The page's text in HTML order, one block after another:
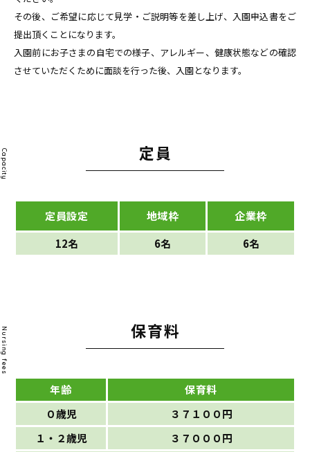
その後、ご希望に応じて見学・ご説明等を差し上げ、入園申込書をご
提出頂くことになります。
入園前にお子さまの自宅での様子、アレルギー、健康状態などの確認
させていただくために面談を行った後、入園となります。
Capacity 定員
定員設定 地域枠
企業枠
12名
6名 6名
Nursing fees 保育料
年齢
保育料
０歳児
３７１００円
１・２歳児
３７０００円